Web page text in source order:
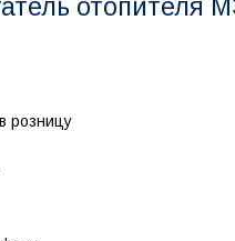
отопителя
розницу